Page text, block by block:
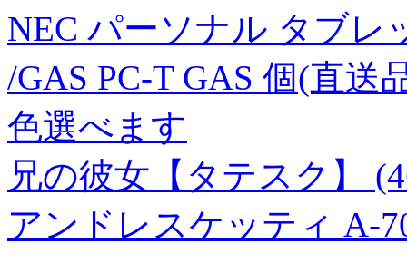
NEC パーソナル タブレ
/GAS PC-T GAS 個(直送
色選べます
兄の彼女【タテスク】
アンドレスケッティ A-